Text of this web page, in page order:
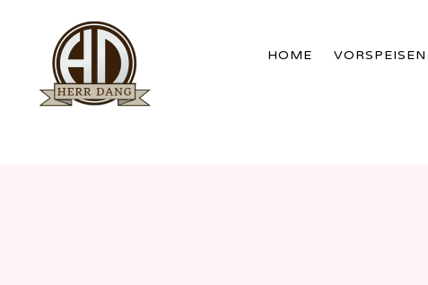
HOME VORSPEISEN